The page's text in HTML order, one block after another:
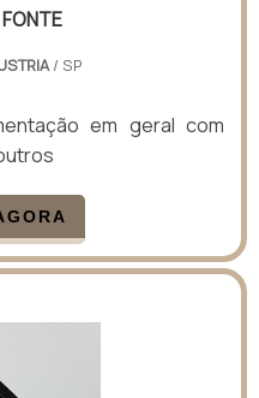
/ SP
em geral com